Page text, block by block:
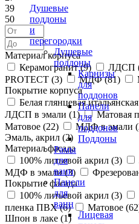
Душевые
поддоны
и
перегородки
Душевые
поддоны
Карнизы
для
поддонов
Панели
для
поддонов
Поддоны
Рамы
для
ванн
Панели
для
ванн
Лицевая
39
50
Материал корпуса
Керамогранит (9) ЛДСП
PROTECT (3) МДФ (81)
Покрытие корпуса
Белая глянцевая
ЛДСП в эмали (1) Матовая
Матовое (22) МДФ в эмали (
Эмаль, акрил (2)
Материал фасада
100% литьевой акрил (3)
МДФ в эмали (3)
Покрытие фасада
100% литьевой акрил (3)
пленка ПВХ (6) Матовое (62
Шпон в лаке (1)